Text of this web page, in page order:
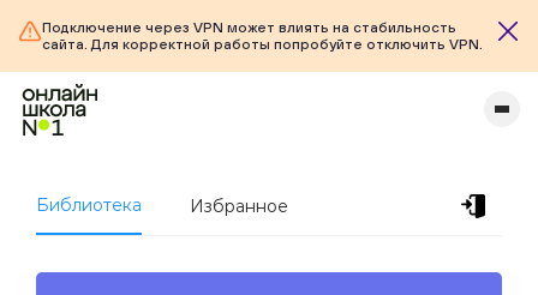
Подключение через VPN может влиять на стабильность
сайта. Для корректной работы попробуйте отключить VPN.
Библиотека Избранное